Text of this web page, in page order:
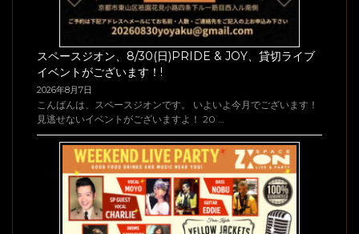
スペースジオン、8/30(日)PRIDE & JOY、貸切ライブ
イベントがございます！!
2026年8月7日
こんばんは、スペースジオンです。 いよいよ今月でございます！
見逃せないイベントがございますよ！ 20 …